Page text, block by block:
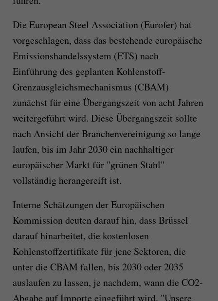
Die European Steel Association (Eurofer) hat
vorgeschlagen, dass das bestehende europäische
Emissionshandelssystem (ETS) nach
Einführung des geplanten Kohlenstoff-
Grenzausgleichsmechanismus (CBAM)
zunächst für eine Übergangszeit von acht Jahren
weitergeführt wird. Diese Übergangszeit sollte
nach Ansicht der Branchenvereinigung so lange
laufen, bis im Jahr 2030 ein nachhaltiger
europäischer Markt für "grünen Stahl"
vollständig herangereift ist.
Interne Schätzungen der Europäischen
Kommission deuten darauf hin, dass Brüssel
darauf hinarbeitet, die kostenlosen
Kohlenstoffzertifikate für jene Sektoren, die
unter die CBAM fallen, bis 2030 oder 2035
auslaufen zu lassen, je nachdem, wann die CO2-
Abgabe auf Importe eingeführt wird. "Unsere